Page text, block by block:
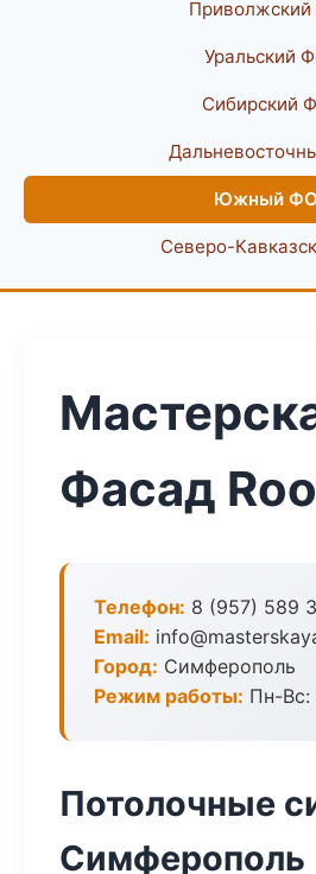
Уральский
Сибирский
Южный ФО
Северо-
Фасад
Телефон: 8 (957) 589
Email:
Город: Симферополь
Режим работы: Пн-Вс:
Потолочные
Симферополь